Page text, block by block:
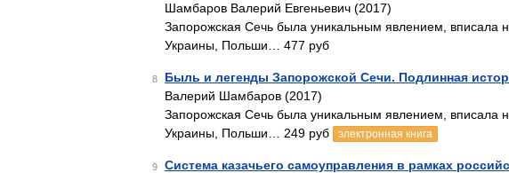
Шамбаров Валерий Евгеньевич (2017)
Запорожская Сечь была уникальным явлением, вписала
Украины, Польши… 477 руб
8 Быль и легенды Запорожской Сечи. Подлинная
Валерий Шамбаров (2017)
Запорожская Сечь была уникальным явлением, вписала
Украины, Польши… 249 руб
электронная книга
9
Система казачьего самоуправления в рамках